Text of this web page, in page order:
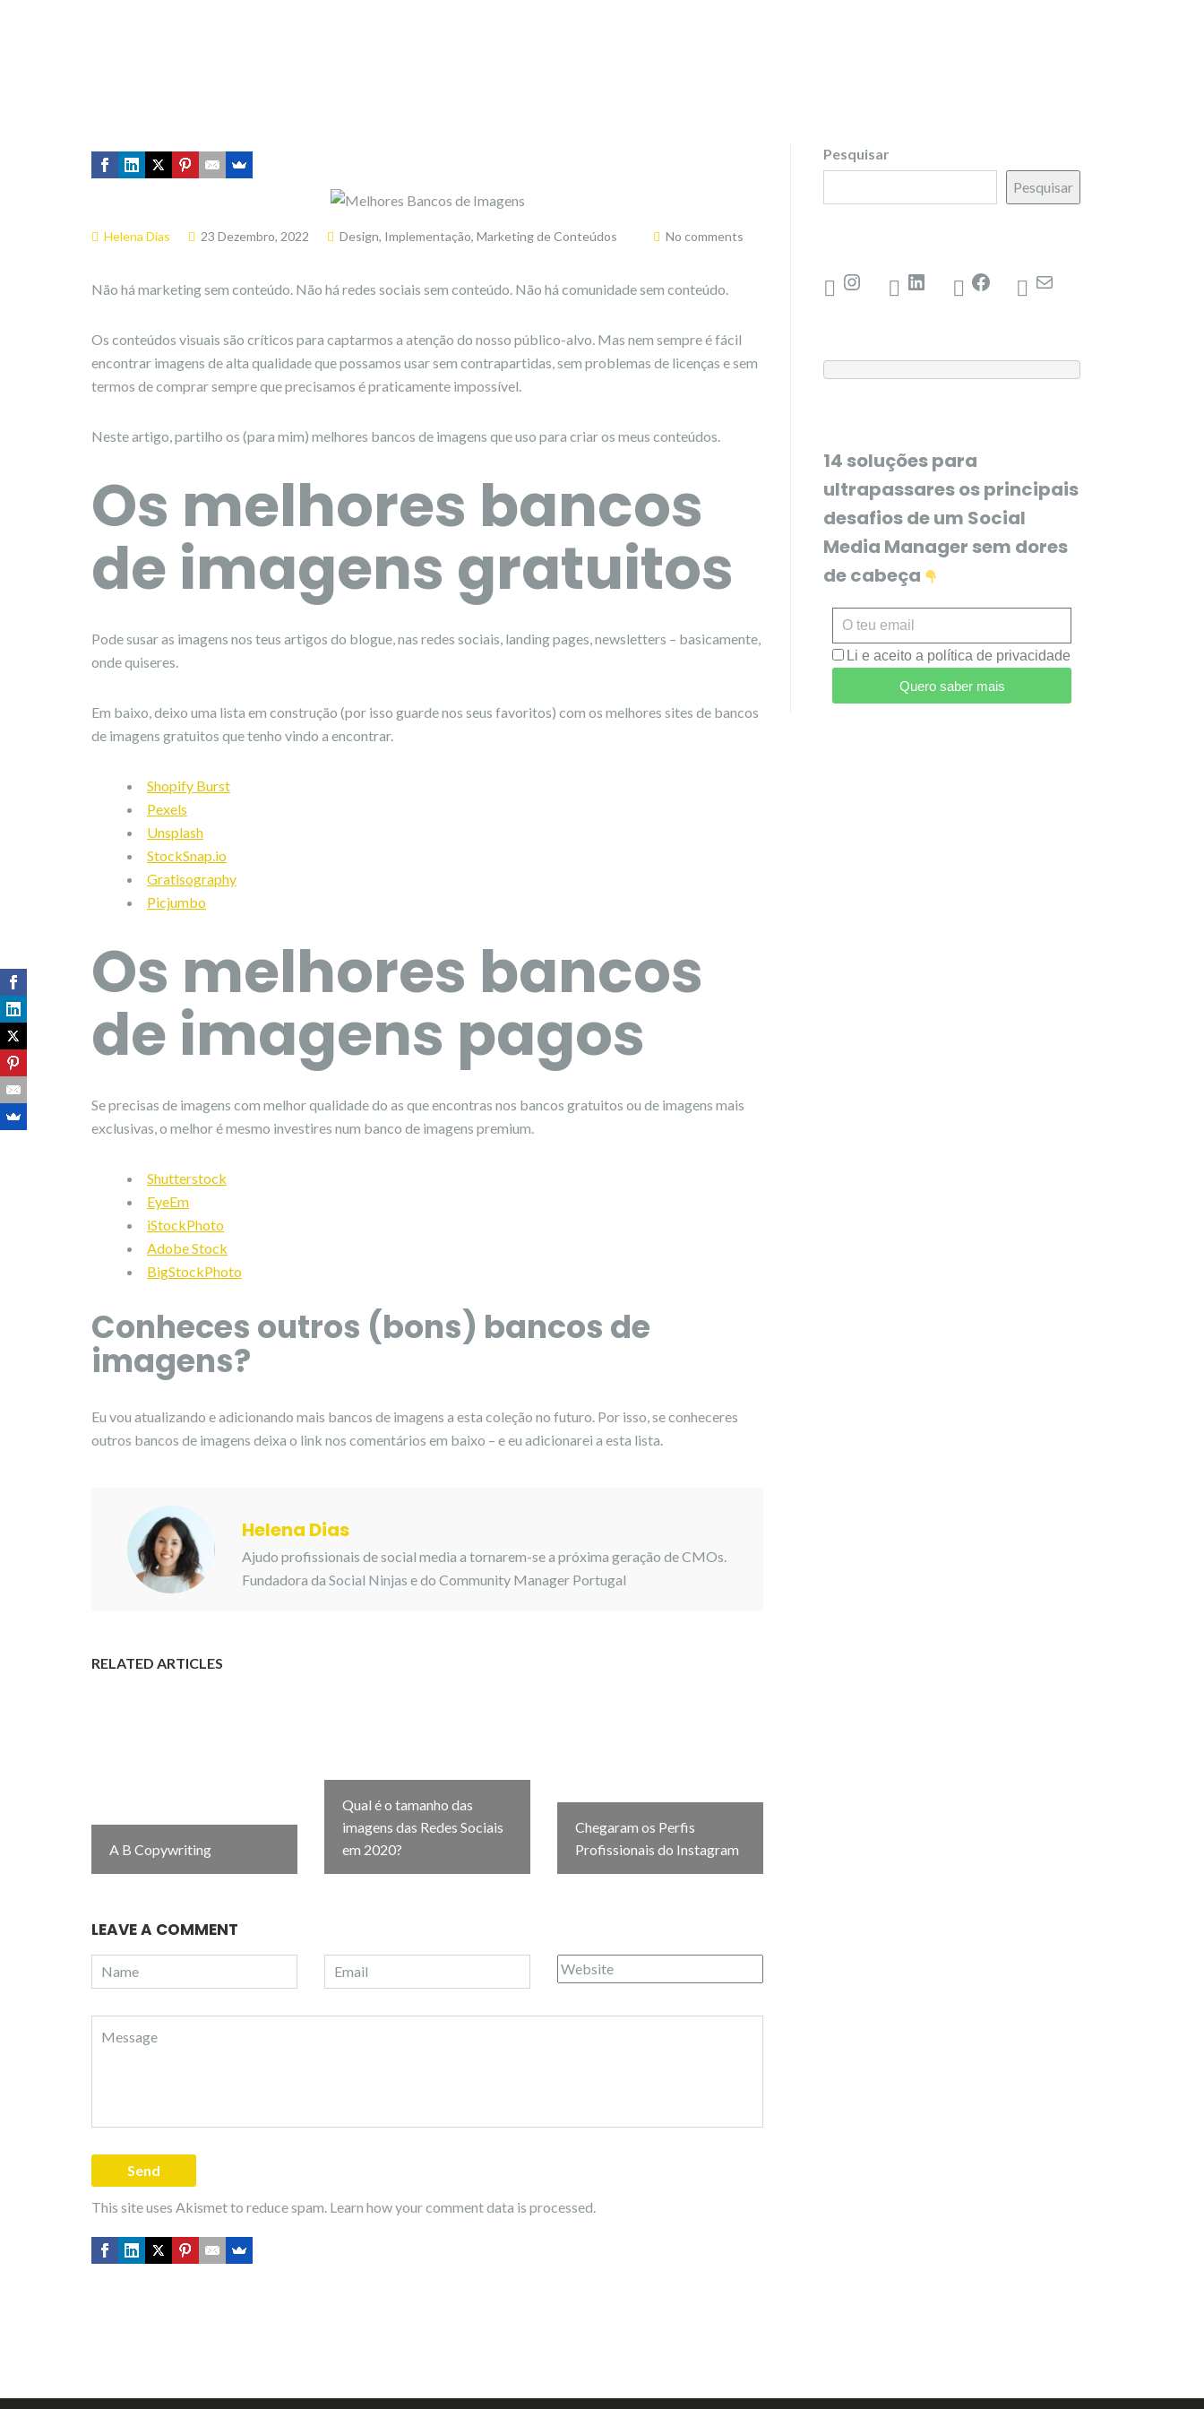
Helena Dias 23 Dezembro, 2022 Design, Implementação, Marketing de Conteúdos No comments
Não há marketing sem conteúdo. Não há redes sociais sem conteúdo. Não há comunidade sem conteúdo.
Os conteúdos visuais são críticos para captarmos a atenção do nosso público-alvo. Mas nem sempre é fácil
encontrar imagens de alta qualidade que possamos usar sem contrapartidas, sem problemas de licenças e sem
termos de comprar sempre que precisamos é praticamente impossível.
Neste artigo, partilho os (para mim) melhores bancos de imagens que uso para criar os meus conteúdos.
Os melhores bancos
de imagens gratuitos
Pode susar as imagens nos teus artigos do blogue, nas redes sociais, landing pages, newsletters – basicamente,
onde quiseres.
Em baixo, deixo uma lista em construção (por isso guarde nos seus favoritos) com os melhores sites de bancos
de imagens gratuitos que tenho vindo a encontrar.
Shopify Burst
Pexels
Unsplash
StockSnap.io
Gratisography
Picjumbo
Os melhores bancos
de imagens pagos
Se precisas de imagens com melhor qualidade do as que encontras nos bancos gratuitos ou de imagens mais
exclusivas, o melhor é mesmo investires num banco de imagens premium.
Shutterstock
EyeEm
iStockPhoto
Adobe Stock
BigStockPhoto
Conheces outros (bons) bancos de
imagens?
Eu vou atualizando e adicionando mais bancos de imagens a esta coleção no futuro. Por isso, se conheceres
outros bancos de imagens deixa o link nos comentários em baixo – e eu adicionarei a esta lista.
Helena Dias
Ajudo profissionais de social media a tornarem-se a próxima geração de CMOs.
Fundadora da Social Ninjas e do Community Manager Portugal
RELATED ARTICLES
A B Copywriting
Qual é o tamanho das
imagens das Redes Sociais
em 2020?
Chegaram os Perfis
Profissionais do Instagram
LEAVE A COMMENT
This site uses Akismet to reduce spam. Learn how your comment data is processed.
Pesquisar
Pesquisar
14 soluções para
ultrapassares os principais
desafios de um Social
Media Manager sem dores
de cabeça
Li e aceito a política de privacidade
Quero saber mais